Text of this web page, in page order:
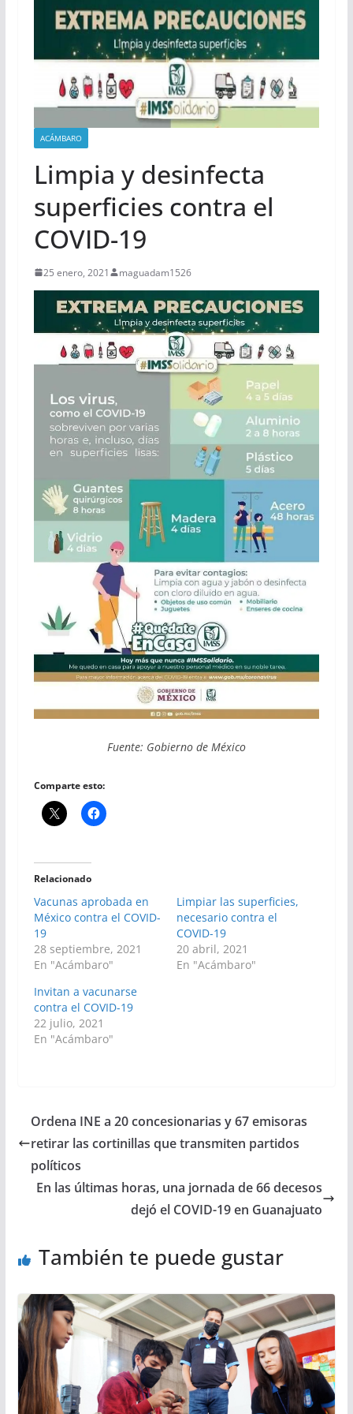
ACÁMBARO
Limpia y desinfecta
superficies contra el
COVID-19
25 enero, 2021 maguadam1526
Fuente: Gobierno de México
Comparte esto:
Relacionado
Vacunas aprobada en
México contra el COVID-
19
28 septiembre, 2021
En "Acámbaro"
Limpiar las superficies,
necesario contra el
COVID-19
20 abril, 2021
En "Acámbaro"
Invitan a vacunarse
contra el COVID-19
22 julio, 2021
En "Acámbaro"
Ordena INE a 20 concesionarias y 67 emisoras
retirar las cortinillas que transmiten partidos
políticos
En las últimas horas, una jornada de 66 decesos
dejó el COVID-19 en Guanajuato
También te puede gustar